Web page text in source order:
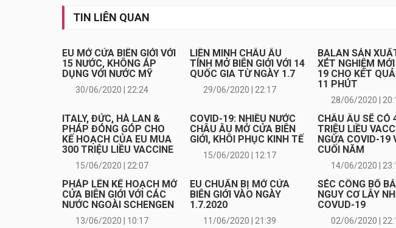
TIN LIÊN QUAN
EU MỞ CỬA BIÊN GIỚI VỚI
15 NƯỚC, KHÔNG ÁP
DỤNG VỚI NƯỚC MỸ
30/06/2020 | 22:24
LIÊN MINH CHÂU ÂU
TÍNH MỞ BIÊN GIỚI VỚI 14
QUỐC GIA TỪ NGÀY 1.7
29/06/2020 | 22:17
BALAN SẢN
XÉT NGHIỆM
19 CHO KẾT
11 PHÚT
28/06/2020 |
ITALY, ĐỨC, HÀ LAN &
PHÁP ĐÓNG GÓP CHO
KẾ HOẠCH CỦA EU MUA
300 TRIỆU LIỀU VACCINE
15/06/2020 | 22:07
COVID-19: NHIỀU NƯỚC
CHÂU ÂU MỞ CỬA BIÊN
GIỚI, KHÔI PHỤC KINH TẾ
15/06/2020 | 12:17
CHÂU ÂU SẼ CÓ
TRIỆU LIỀU
NGỪA COVID-19
CUỐI NĂM
14/06/2020 |
PHÁP LÊN KẾ HOẠCH MỞ
CỬA BIÊN GIỚI VỚI CÁC
NƯỚC NGOÀI SCHENGEN
13/06/2020 | 10:17
EU CHUẨN BỊ MỞ CỬA
BIÊN GIỚI VÀO NGÀY
1.7.2020
11/06/2020 | 21:39
SÉC CÔNG BỐ
NGUY CƠ LÂY
COVUD-19
02/06/2020 |